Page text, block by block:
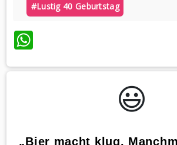
#lustig 40 Geburtstag
WhatsApp
😃️
„Bier macht klug.